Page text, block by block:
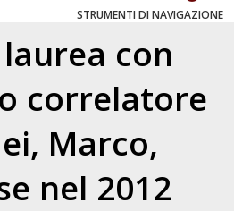
STRUMENTI DI NAVIGAZIONE
con
correlatore
Marco,
nel 2012